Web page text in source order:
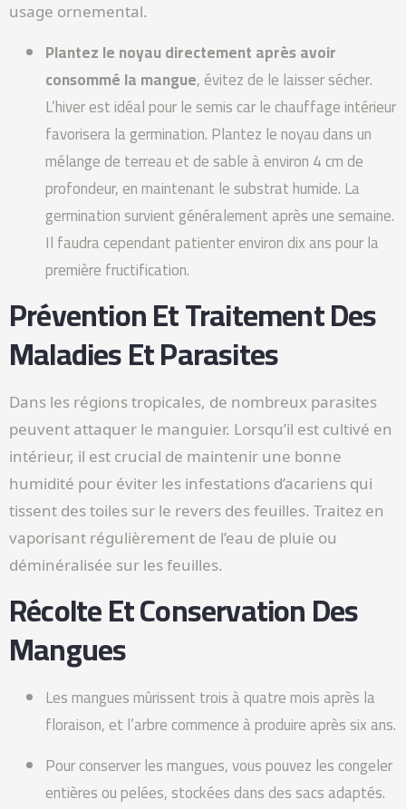
usage ornemental.
Plantez le noyau directement après avoir
consommé la mangue, évitez de le laisser sécher.
L’hiver est idéal pour le semis car le chauffage intérieur
favorisera la germination. Plantez le noyau dans un
mélange de terreau et de sable à environ 4 cm de
profondeur, en maintenant le substrat humide. La
germination survient généralement après une semaine.
Il faudra cependant patienter environ dix ans pour la
première fructification.
Prévention Et Traitement Des
Maladies Et Parasites
Dans les régions tropicales, de nombreux parasites
peuvent attaquer le manguier. Lorsqu’il est cultivé en
intérieur, il est crucial de maintenir une bonne
humidité pour éviter les infestations d’acariens qui
tissent des toiles sur le revers des feuilles. Traitez en
vaporisant régulièrement de l’eau de pluie ou
déminéralisée sur les feuilles.
Récolte Et Conservation Des
Mangues
Les mangues mûrissent trois à quatre mois après la
floraison, et l’arbre commence à produire après six ans.
Pour conserver les mangues, vous pouvez les congeler
entières ou pelées, stockées dans des sacs adaptés.